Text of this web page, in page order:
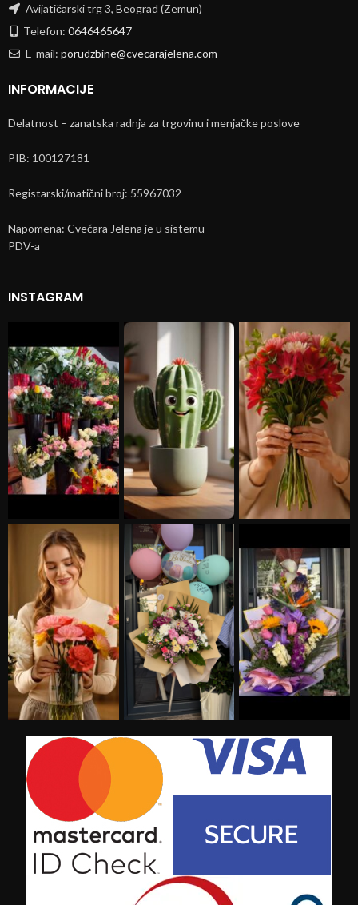
Avijatičarski trg 3, Beograd (Zemun)
Telefon: 0646465647
E-mail: porudzbine@cvecarajelena.com
INFORMACIJE
Delatnost – zanatska radnja za trgovinu i menjačke poslove
PIB: 100127181
Registarski/matični broj: 55967032
Napomena: Cvećara Jelena je u sistemu
PDV-a
INSTAGRAM